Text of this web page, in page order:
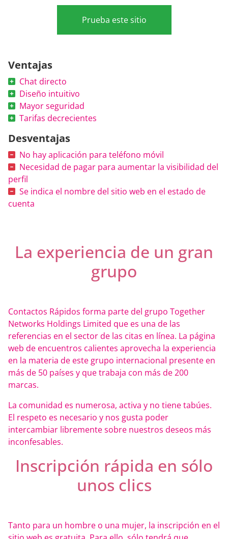
Ventajas
Chat directo
Diseño intuitivo
Mayor seguridad
Tarifas decrecientes
Desventajas
No hay aplicación para teléfono móvil
Necesidad de pagar para aumentar la visibilidad del
perfil
Se indica el nombre del sitio web en el estado de
cuenta
Prueba este sitio
La experiencia de un gran
grupo
Contactos Rápidos forma parte del grupo Together
Networks Holdings Limited que es una de las
referencias en el sector de las citas en línea. La página
web de encuentros calientes aprovecha la experiencia
en la materia de este grupo internacional presente en
más de 50 países y que trabaja con más de 200
marcas.
La comunidad es numerosa, activa y no tiene tabúes.
El respeto es necesario y nos gusta poder
intercambiar libremente sobre nuestros deseos más
inconfesables.
Inscripción rápida en sólo
unos clics
Tanto para un hombre o una mujer, la inscripción en el